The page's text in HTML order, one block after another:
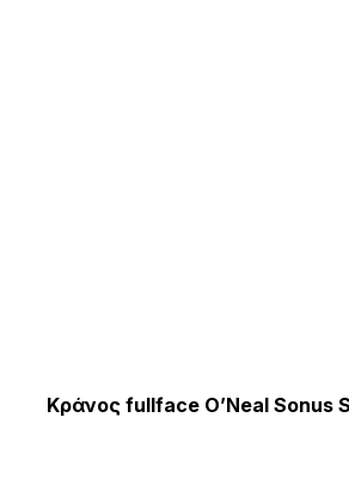
Κράνος fullface O’Neal Sonus